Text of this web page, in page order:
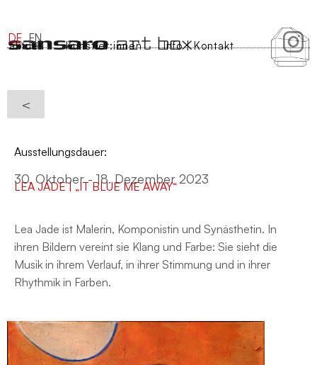
DE EN
aktuell Künstler:innen Info | Kontakt
<
Ausstellungsdauer:
30. Oktober - 18. Dezember 2023
LEA JADE | „IT BLUE ME AWAY“
Lea Jade ist Malerin, Komponistin und Synästhetin. In
ihren Bildern vereint sie Klang und Farbe: Sie sieht die
Musik in ihrem Verlauf, in ihrer Stimmung und in ihrer
Rhythmik in Farben.